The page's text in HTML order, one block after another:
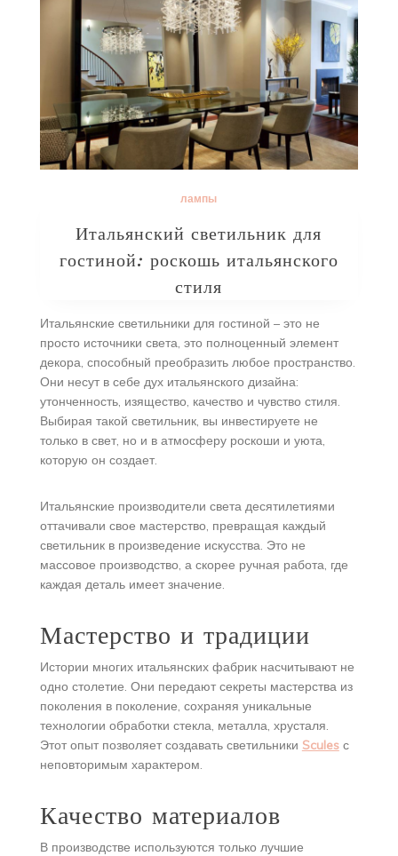
лампы
Итальянский светильник для
гостиной: роскошь итальянского
стиля
Итальянские светильники для гостиной – это не
просто источники света, это полноценный элемент
декора, способный преобразить любое пространство.
Они несут в себе дух итальянского дизайна:
утонченность, изящество, качество и чувство стиля.
Выбирая такой светильник, вы инвестируете не
только в свет, но и в атмосферу роскоши и уюта,
которую он создает.
Итальянские производители света десятилетиями
оттачивали свое мастерство, превращая каждый
светильник в произведение искусства. Это не
массовое производство, а скорее ручная работа, где
каждая деталь имеет значение.
Мастерство и традиции
Истории многих итальянских фабрик насчитывают не
одно столетие. Они передают секреты мастерства из
поколения в поколение, сохраняя уникальные
технологии обработки стекла, металла, хрусталя.
Этот опыт позволяет создавать светильники Sculesс
неповторимым характером.
Качество материалов
В производстве используются только лучшие